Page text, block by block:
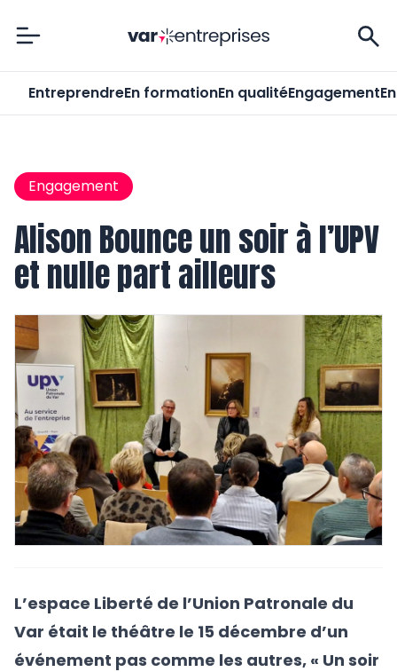
Var-Entreprises
EntreprendreEn formationEn qualitéEngagement
Engagement
Alison Bounce un soir à l’UPV
et nulle part ailleurs
L’espace Liberté de l’Union Patronale du
Var était le théâtre le 15 décembre d’un
événement pas comme les autres, « Un soir